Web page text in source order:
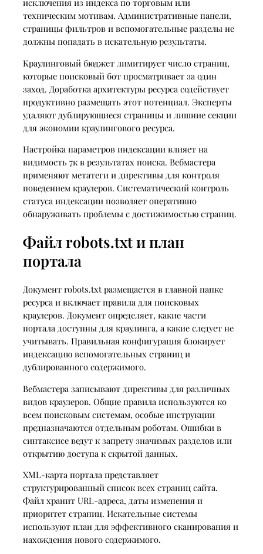
исключения из индекса по торговым или
техническим мотивам. Административные панели,
страницы фильтров и вспомогательные разделы не
должны попадать в искательную результаты.
Краулинговый бюджет лимитирует число страниц,
которые поисковый бот просматривает за один
заход. Доработка архитектуры ресурса содействует
продуктивно размещать этот потенциал. Эксперты
удаляют дублирующиеся страницы и лишние секции
для экономии краулингового ресурса.
Настройка параметров индексации влияет на
видимость 7к в результатах поиска. Вебмастера
применяют метатеги и директивы для контроля
поведением краулеров. Систематический контроль
статуса индексации позволяет оперативно
обнаруживать проблемы с достижимостью страниц.
Файл robots.txt и план
портала
Документ robots.txt размещается в главной папке
ресурса и включает правила для поисковых
краулеров. Документ определяет, какие части
портала доступны для краулинга, а какие следует не
учитывать. Правильная конфигурация блокирует
индексацию вспомогательных страниц и
дублированного содержимого.
Вебмастера записывают директивы для различных
видов краулеров. Общие правила используются ко
всем поисковым системам, особые инструкции
предназначаются отдельным роботам. Ошибки в
синтаксисе ведут к запрету значимых разделов или
открытию доступа к скрытой данных.
XML-карта портала представляет
структурированный список всех страниц сайта.
Файл хранит URL-адреса, даты изменения и
приоритет страниц. Искательные системы
используют план для эффективного сканирования и
нахождения нового содержимого.